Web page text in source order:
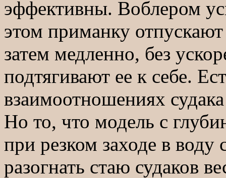
эффективны. Воблером
этом приманку
затем медленно, без
подтягивают ее к себе.
взаимоотношениях
Но то, что модель с
при резком заходе в воду
разогнать стаю судаков